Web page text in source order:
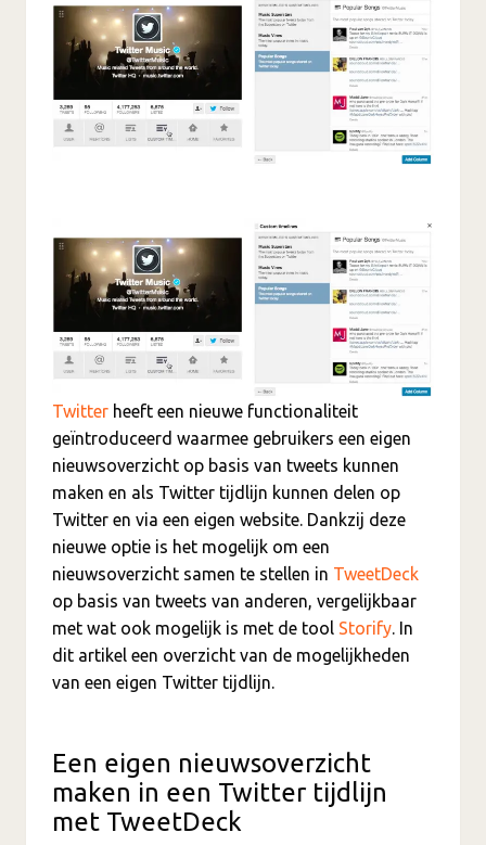
Twitter heeft een nieuwe functionaliteit
geïntroduceerd waarmee gebruikers een eigen
nieuwsoverzicht op basis van tweets kunnen
maken en als Twitter tijdlijn kunnen delen op
Twitter en via een eigen website. Dankzij deze
nieuwe optie is het mogelijk om een
nieuwsoverzicht samen te stellen in TweetDeck
op basis van tweets van anderen, vergelijkbaar
met wat ook mogelijk is met de tool Storify. In
dit artikel een overzicht van de mogelijkheden
van een eigen Twitter tijdlijn.
Een eigen nieuwsoverzicht
maken in een Twitter tijdlijn
met TweetDeck